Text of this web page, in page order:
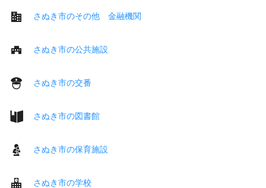
さぬき市のその他 金融機関
さぬき市の公共施設
さぬき市の交番
さぬき市の図書館
さぬき市の保育施設
さぬき市の学校